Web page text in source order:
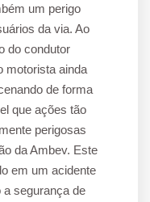
um perigo
da via. Ao
do condutor
motorista ainda
de forma
que ações tão
perigosas
da Ambev. Este
em um acidente
segurança de